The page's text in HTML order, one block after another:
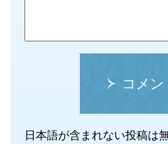
コメ
日本語が含まれない投稿は